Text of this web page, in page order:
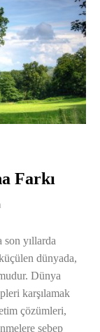
Farkı
yıllarda
dünyada,
Dünya
karşılamak
çözümleri,
sebep